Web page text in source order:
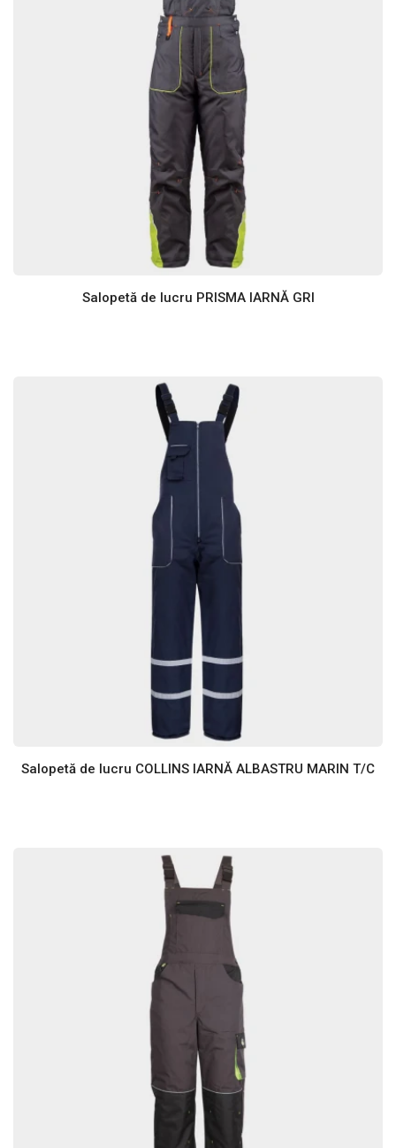
Salopetă de lucru PRISMA IARNĂ GRI
Salopetă de lucru COLLINS IARNĂ ALBASTRU MARIN T/C